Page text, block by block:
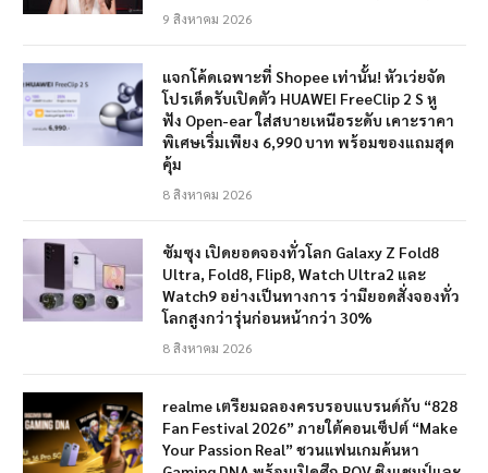
9 สิงหาคม 2026
แจกโค้ดเฉพาะที่ Shopee เท่านั้น! หัวเว่ยจัด
โปรเด็ดรับเปิดตัว HUAWEI FreeClip 2 S หู
ฟัง Open-ear ใส่สบายเหนือระดับ เคาะราคา
พิเศษเริ่มเพียง 6,990 บาท พร้อมของแถมสุด
คุ้ม
8 สิงหาคม 2026
ซัมซุง เปิดยอดจองทั่วโลก Galaxy Z Fold8
Ultra, Fold8, Flip8, Watch Ultra2 และ
Watch9 อย่างเป็นทางการ ว่ามียอดสั่งจองทั่ว
โลกสูงกว่ารุ่นก่อนหน้ากว่า 30%
8 สิงหาคม 2026
realme เตรียมฉลองครบรอบแบรนด์กับ “828
Fan Festival 2026” ภายใต้คอนเซ็ปต์ “Make
Your Passion Real” ชวนแฟนเกมค้นหา